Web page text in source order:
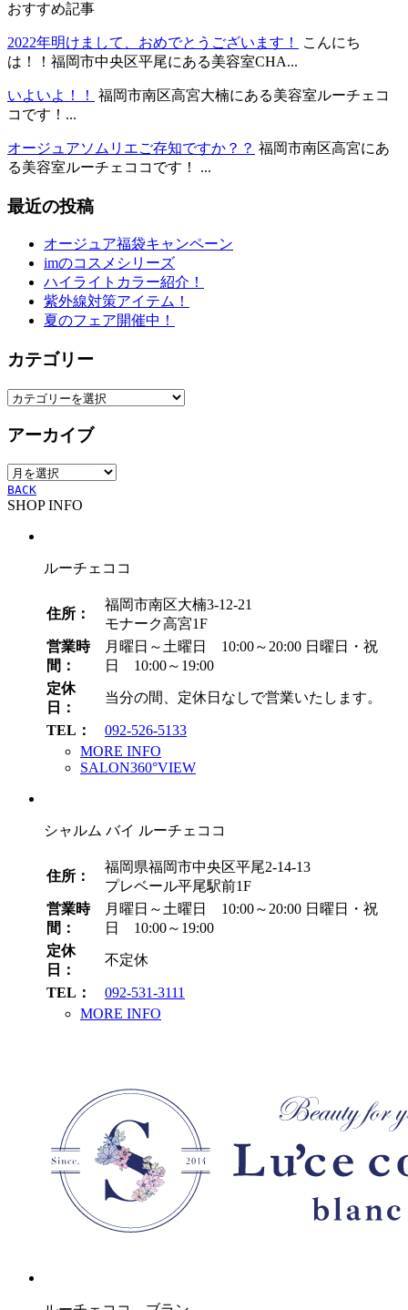
おすすめ記事
2022年明けまして、おめでとうございます！
こんにち
は！！福岡市中央区平尾にある美容室CHA...
いよいよ！！
福岡市南区高宮大楠にある美容室ルーチェコ
コです！...
オージュアソムリエご存知ですか？？ 福岡市南区高宮にあ
る美容室ルーチェココです！ ...
最近の投稿
オージュア福袋キャンペーン
imのコスメシリーズ
ハイライトカラー紹介！
紫外線対策アイテム！
夏のフェア開催中！
カテゴリー
カ
ゴ
ー
アーカイブ
ア
ー
カ
BACK
SHOP INFO
ルーチェココ
住所：
福岡市南区大楠3-12-21
モナーク高宮1F
営業時
間：
月曜日～土曜日 10:00～20:00 日曜日・祝
日 10:00～19:00
定休
日：
当分の間、定休日なしで営業いたします。
TEL：
092-526-5133
MORE INFO
SALON360°VIEW
シャルム バイ ルーチェココ
住所：
福岡県福岡市中央区平尾2-14-13
プレベール平尾駅前1F
営業時
間：
月曜日～土曜日 10:00～20:00 日曜日・祝
日 10:00～19:00
定休
日：
不定休
TEL：
092-531-3111
MORE INFO